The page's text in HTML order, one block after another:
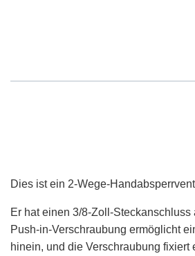
Dies ist ein 2-Wege-
Er hat einen 3/8-Zoll-
Push-in-Verschraubung ermöglicht
hinein, und die Verschraubung